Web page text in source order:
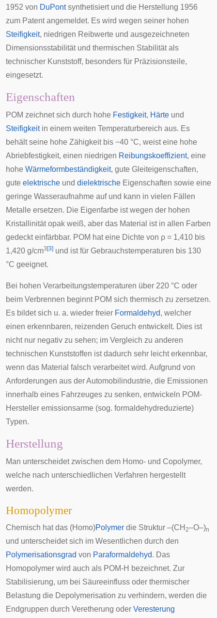
1952 von DuPontsynthetisiert und die Herstellung 1956
zum Patent angemeldet. Es wird wegen seiner hohen
Steifigkeit, niedrigen Reibwerte und ausgezeichneten
Dimensionsstabilitätund thermischen Stabilität als
technischer Kunststoff, besonders für Präzisionsteile,
eingesetzt.
Eigenschaften
POM zeichnet sich durch hohe Festigkeit, Härte und
Steifigkeitin einem weiten Temperaturbereich aus. Es
behält seine hohe Zähigkeit bis −40 °C, weist eine hohe
Abriebfestigkeit, einen niedrigen Reibungskoeffizient, eine
hohe Wärmeformbeständigkeit, gute Gleiteigenschaften,
gute elektrische und dielektrische Eigenschaften sowie eine
geringe Wasseraufnahme auf und kann in vielen Fällen
Metalle ersetzen. Die Eigenfarbe ist wegen der hohen
Kristallinitätopak weiß, aber das Material ist in allen Farben
gedeckt einfärbbar. POM hat eine Dichte von ρ = 1,410 bis
1,420 g/cm3 [3] und ist für Gebrauchstemperaturen bis 130
°C geeignet.
Bei hohen Verarbeitungstemperaturen über 220 °C oder
beim Verbrennen beginnt POM sich thermisch zu zersetzen.
Es bildet sich u. a. wieder freier Formaldehyd, welcher
einen erkennbaren, reizenden Geruch entwickelt. Dies ist
nicht nur negativ zu sehen; im Vergleich zu anderen
technischen Kunststoffen ist dadurch sehr leicht erkennbar,
wenn das Material falsch verarbeitet wird. Aufgrund von
Anforderungen aus der Automobilindustrie, die Emissionen
innerhalb eines Fahrzeuges zu senken, entwickeln POM-
Hersteller emissionsarme (sog. formaldehydreduzierte)
Typen.
Herstellung
Man unterscheidet zwischen dem Homo- und Copolymer,
welche nach unterschiedlichen Verfahren hergestellt
werden.
Homopolymer
Chemisch hat das (Homo)Polymer die Struktur –(CH 2–O–)n
und unterscheidet sich im Wesentlichen durch den
Polymerisationsgrad von Paraformaldehyd. Das
Homopolymer wird auch als POM-H bezeichnet. Zur
Stabilisierung, um bei Säureeinfluss oder thermischer
Belastung die Depolymerisation zu verhindern, werden die
Endgruppen durch Veretherung oder Veresterung